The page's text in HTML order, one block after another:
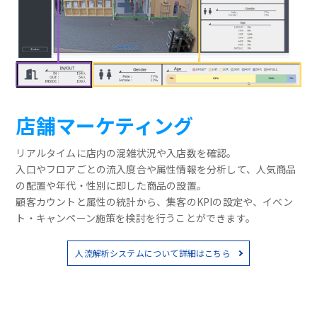
店舗マーケティング
リアルタイムに店内の混雑状況や入店数を確認。
入口やフロアごとの流入度合や属性情報を分析して、人気商品
の配置や年代・性別に即した商品の設置。
顧客カウントと属性の統計から、集客のKPIの設定や、イベン
ト・キャンペーン施策を検討を行うことができます。
人流解析システムについて詳細はこちら